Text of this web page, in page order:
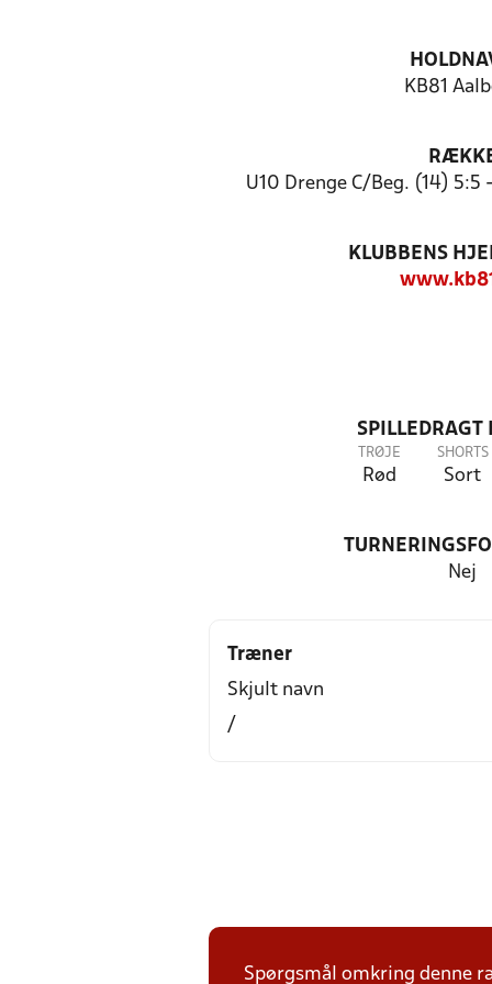
KB81
U10 Drenge C/Beg. (14)
KLUBBENS
SPILLEDRAGT
TRØJE
Rød
SHORTS
Sort
Nej
Træner
Skjult navn
/
Spørgsmål omkring denne